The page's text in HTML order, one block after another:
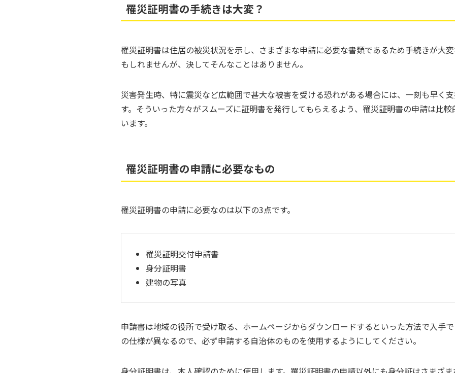
罹災証明書の手続きは大変？
罹災証明書は住居の被災状況を示し、さまざまな申請に必要な書類であるため手続きが大
もしれませんが、決してそんなことはありません。
災害発生時、特に震災など広範囲で甚大な被害を受ける恐れがある場合には、一刻も早く
す。そういった方々がスムーズに証明書を発行してもらえるよう、罹災証明書の申請は比
います。
罹災証明書の申請に必要なもの
罹災証明書の申請に必要なのは以下の3点です。
罹災証明交付申請書
身分証明書
建物の写真
申請書は地域の役所で受け取る、ホームページからダウンロードするといった方法で入手
の仕様が異なるので、必ず申請する自治体のものを使用するようにしてください。